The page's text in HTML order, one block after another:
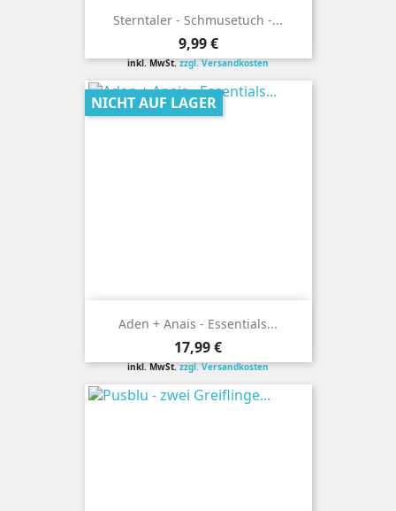
Sterntaler - Schmusetuch -...
Preis
9,99 €
inkl. MwSt.zzgl. Versandkosten
Aden + Anais - Essentials...
Preis
17,99 €
inkl. MwSt.zzgl. Versandkosten
NICHT AUF LAGER